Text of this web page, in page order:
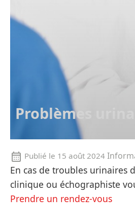
Problèmes
Publié le 15 août 2024
En cas de troubles urinaires
clinique ou échographiste
Prendre un rendez-vous